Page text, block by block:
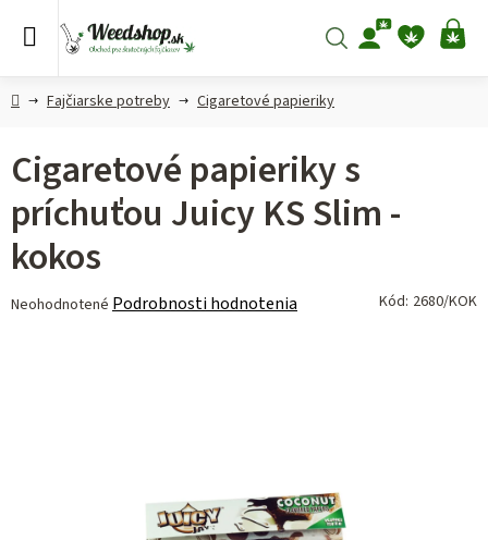
Hľadať
DomovFajčiarske potreby Cigaretové papieriky
Cigaretové papieriky s
príchuťou Juicy KS Slim -
kokos
Priemerné
Neohodnotené Podrobnosti hodnotenia Kód: 2680/KOK